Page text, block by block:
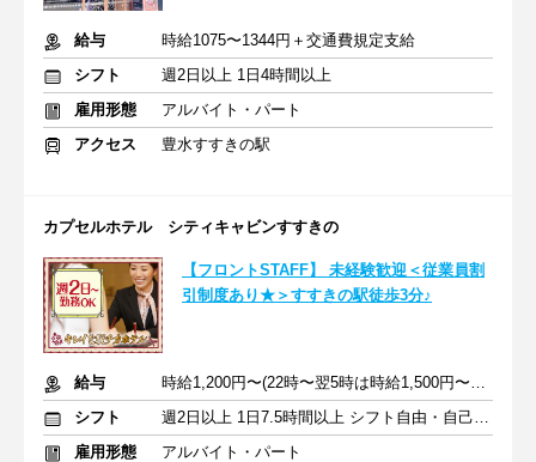
給与
時給1075〜1344円＋交通費規定支給
シフト
週2日以上 1日4時間以上
雇用形態
アルバイト・パート
アクセス
豊水すすきの駅
カプセルホテル シティキャビンすすきの
【フロントSTAFF】 未経験歓迎＜従業員割
引制度あり★＞すすきの駅徒歩3分♪
給与
時給1,200円〜(22時〜翌5時は時給1,500円〜)＋交通費規定支給
シフト
週2日以上 1日7.5時間以上 シフト自由・自己申告
雇用形態
アルバイト・パート